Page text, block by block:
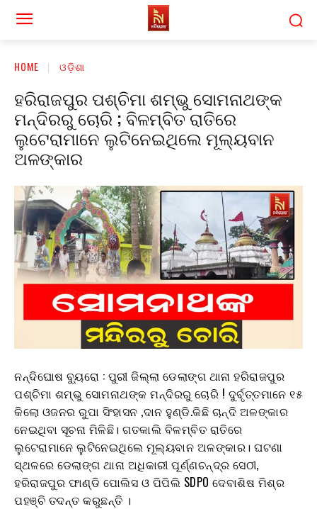
HOME ଓଡ଼ିଶା
ହରିରାଜପୁର ପଶ୍ଚିମା ଶମ୍ଭୁ ସୋମନାଥଙ୍କ
ମନ୍ଦିରରୁ ଚୋରି ; ବିଳମ୍ବିତ ରାତିରେ
ଲୁଟେରାମାନେ ଲୁଟିନେଇଥିଲେ ମୂଲ୍ୟବାନ
ଅଳଙ୍କାର
ନନ୍ଦିଘୋଷ ବ୍ୟୁରୋ : ପୁରୀ ଜିଲ୍ଲା ଡେଲାଙ୍ଗ ଥାନା ହରିରାଜପୁର
ପଶ୍ଚିମା ଶମ୍ଭୁ ସୋମନାଥଙ୍କ ମନ୍ଦିରରୁ ଚୋରି ! ଦୁର୍ବୃତ୍ତମାନେ ୧୫
କିଲୋ ଓଜନର ରୁପା ସିଂହାସନ ,ଦାନ ହୁଣ୍ଡି.କିଛି ଚାନ୍ଦି ଅଳଙ୍କାର
ନେଇଥିବା ସୂଚନା ମିଳିଛି। ଗତକାଲି ବିଳମ୍ବିତ ରାତିରେ
ଲୁଟେରାମାନେ ଲୁଟିନେଇଥିଲେ ମୂଲ୍ୟବାନ ଅଳଙ୍କାର। ଘଟଣା
ସ୍ଥଳରେ ଡେଲାଙ୍ଗ ଥାନା ଅଧିକାରୀ ପୂର୍ଣ୍ଣଚନ୍ଦ୍ର ସେଠୀ,
ହରିରାଜପୁର ଫାଣ୍ଡି ପୋଲିସ ଓ ପିପିଲି SDPO ଦେବାଶିଷ ମିଶ୍ର
ପହଞ୍ଚି ତଦନ୍ତ କରୁଛନ୍ତି ।